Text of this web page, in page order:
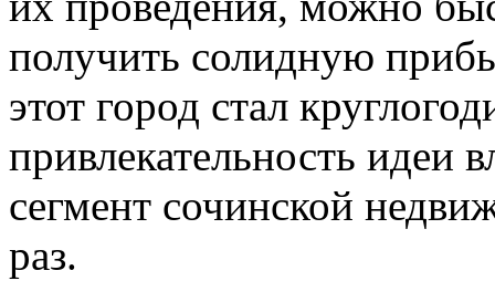
получить солидную
этот город стал
привлекательность идеи
сегмент сочинской
раз.